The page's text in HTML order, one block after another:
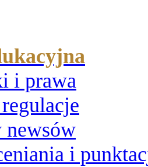
i prawa
regulacje
newsów
i